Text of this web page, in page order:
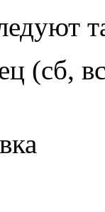
(сб,